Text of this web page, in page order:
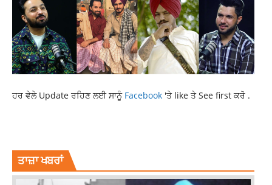
ਹਰ ਵੇਲੇ Update ਰਹਿਣ ਲਈ ਸਾਨੂੰ Facebook 'ਤੇ like ਤੇ See first ਕਰੋ .
ਤਾਜ਼ਾ ਖਬਰਾਂ